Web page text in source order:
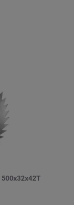
500x32x42T